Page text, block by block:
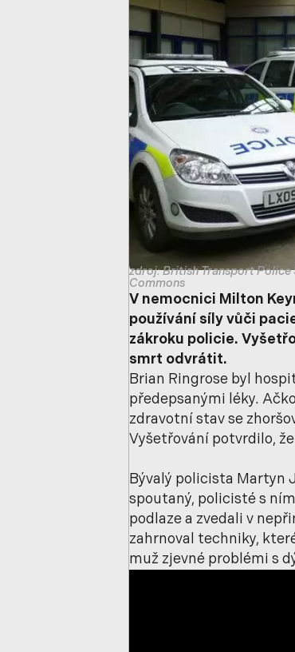
zdroj: British Transport Police
Commons
V nemocnici Milton
používání síly vůči
zákroku policie.
smrt odvrátit.
Brian Ringrose byl
předepsanými léky.
zdravotní stav se
Vyšetřování potvrdilo,
Bývalý policista Martyn
spoutaný, policisté s
podlaze a zvedali v
zahrnoval techniky,
muž zjevné problémi s